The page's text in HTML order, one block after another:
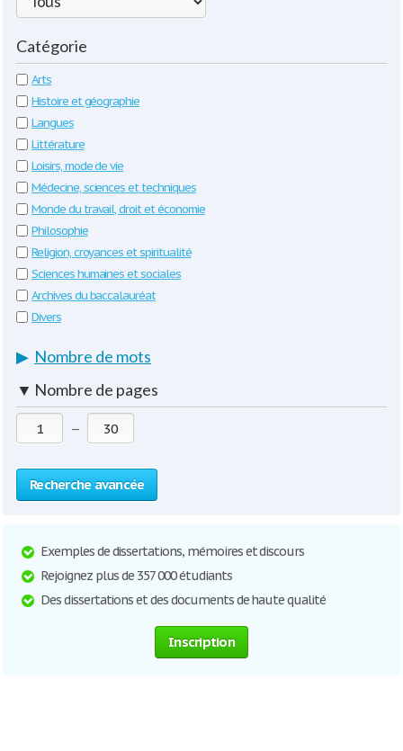
Catégorie
Arts
Histoire et géographie
Langues
Littérature
Loisirs, mode de vie
Médecine, sciences et techniques
Monde du travail, droit et économie
Philosophie
Religion, croyances et spiritualité
Sciences humaines et sociales
Archives du baccalauréat
Divers
▶ Nombre de mots
▼ Nombre de pages
—
Recherche avancée
Exemples de dissertations, mémoires et discours
Rejoignez plus de 357 000 étudiants
Des dissertations et des documents de haute qualité
Inscription